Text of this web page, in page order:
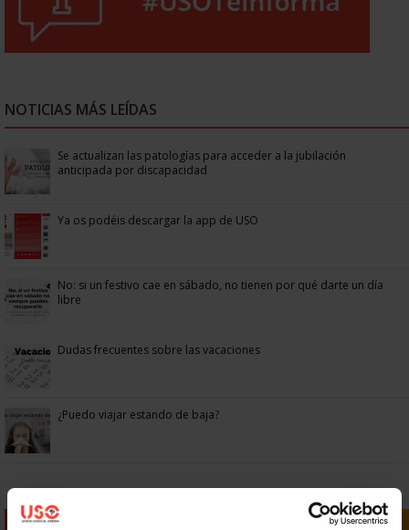
NOTICIAS MÁS LEÍDAS
Se actualizan las patologías para acceder a la jubilación
anticipada por discapacidad
Ya os podéis descargar la app de USO
No: si un festivo cae en sábado, no tienen por qué darte un día
libre
Dudas frecuentes sobre las vacaciones
¿Puedo viajar estando de baja?